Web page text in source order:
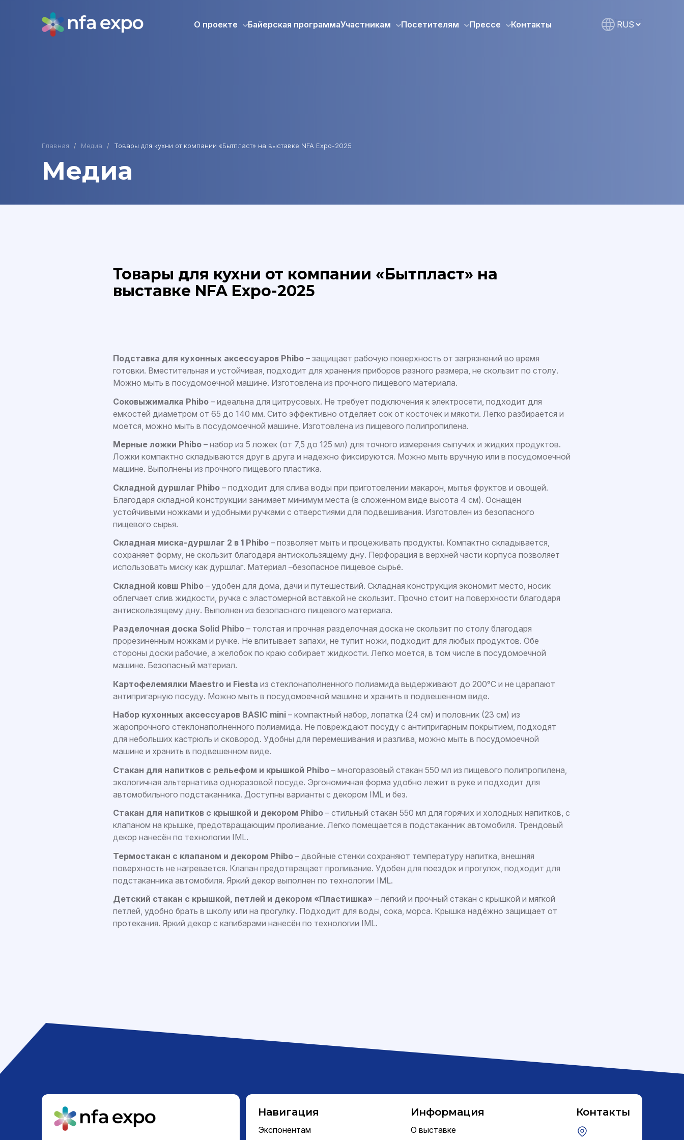
О проекте Байерская программаУчастникам Посетителям Прессе Контакты
Главная Медиа Товары для кухни от компании «Бытпласт» на выставке NFA Expo-2025
Медиа
Товары для кухни от компании «Бытпласт» на
выставке NFA Expo-2025
Подставка для кухонных аксессуаров Phibo – защищает рабочую поверхность от загрязнений во время
готовки. Вместительная и устойчивая, подходит для хранения приборов разного размера, не скользит по столу.
Можно мыть в посудомоечной машине. Изготовлена из прочного пищевого материала.
Соковыжималка Phibo – идеальна для цитрусовых. Не требует подключения к электросети, подходит для
емкостей диаметром от 65 до 140 мм. Сито эффективно отделяет сок от косточек и мякоти. Легко разбирается и
моется, можно мыть в посудомоечной машине. Изготовлена из пищевого полипропилена.
Мерные ложки Phibo – набор из 5 ложек (от 7,5 до 125 мл) для точного измерения сыпучих и жидких продуктов.
Ложки компактно складываются друг в друга и надежно фиксируются. Можно мыть вручную или в посудомоечной
машине. Выполнены из прочного пищевого пластика.
Складной дуршлаг Phibo – подходит для слива воды при приготовлении макарон, мытья фруктов и овощей.
Благодаря складной конструкции занимает минимум места (в сложенном виде высота 4 см). Оснащен
устойчивыми ножками и удобными ручками с отверстиями для подвешивания. Изготовлен из безопасного
пищевого сырья.
Складная миска-дуршлаг 2 в 1 Phibo – позволяет мыть и процеживать продукты. Компактно складывается,
сохраняет форму, не скользит благодаря антискользящему дну. Перфорация в верхней части корпуса позволяет
использовать миску как дуршлаг. Материал –безопасное пищевое сырьё.
Складной ковш Phibo – удобен для дома, дачи и путешествий. Складная конструкция экономит место, носик
облегчает слив жидкости, ручка с эластомерной вставкой не скользит. Прочно стоит на поверхности благодаря
антискользящему дну. Выполнен из безопасного пищевого материала.
Разделочная доска Solid Phibo – толстая и прочная разделочная доска не скользит по столу благодаря
прорезиненным ножкам и ручке. Не впитывает запахи, не тупит ножи, подходит для любых продуктов. Обе
стороны доски рабочие, а желобок по краю собирает жидкости. Легко моется, в том числе в посудомоечной
машине. Безопасный материал.
Картофелемялки Maestro и Fiesta из стеклонаполненного полиамида выдерживают до 200°C и не царапают
антипригарную посуду. Можно мыть в посудомоечной машине и хранить в подвешенном виде.
Набор кухонных аксессуаров BASIC mini – компактный набор, лопатка (24 см) и половник (23 см) из
жаропрочного стеклонаполненного полиамида. Не повреждают посуду с антипригарным покрытием, подходят
для небольших кастрюль и сковород. Удобны для перемешивания и разлива, можно мыть в посудомоечной
машине и хранить в подвешенном виде.
Стакан для напитков с рельефом и крышкой Phibo – многоразовый стакан 550 мл из пищевого полипропилена,
экологичная альтернатива одноразовой посуде. Эргономичная форма удобно лежит в руке и подходит для
автомобильного подстаканника. Доступны варианты с декором IML и без.
Стакан для напитков с крышкой и декором Phibo – стильный стакан 550 мл для горячих и холодных напитков, с
клапаном на крышке, предотвращающим проливание. Легко помещается в подстаканник автомобиля. Трендовый
декор нанесён по технологии IML.
Термостакан с клапаном и декором Phibo – двойные стенки сохраняют температуру напитка, внешняя
поверхность не нагревается. Клапан предотвращает проливание. Удобен для поездок и прогулок, подходит для
подстаканника автомобиля. Яркий декор выполнен по технологии IML.
Детский стакан с крышкой, петлей и декором «Пластишка» – лёгкий и прочный стакан с крышкой и мягкой
петлей, удобно брать в школу или на прогулку. Подходит для воды, сока, морса. Крышка надёжно защищает от
протекания. Яркий декор с капибарами нанесён по технологии IML.
Навигация
Экспонентам
Информация
О выставке
Контакты